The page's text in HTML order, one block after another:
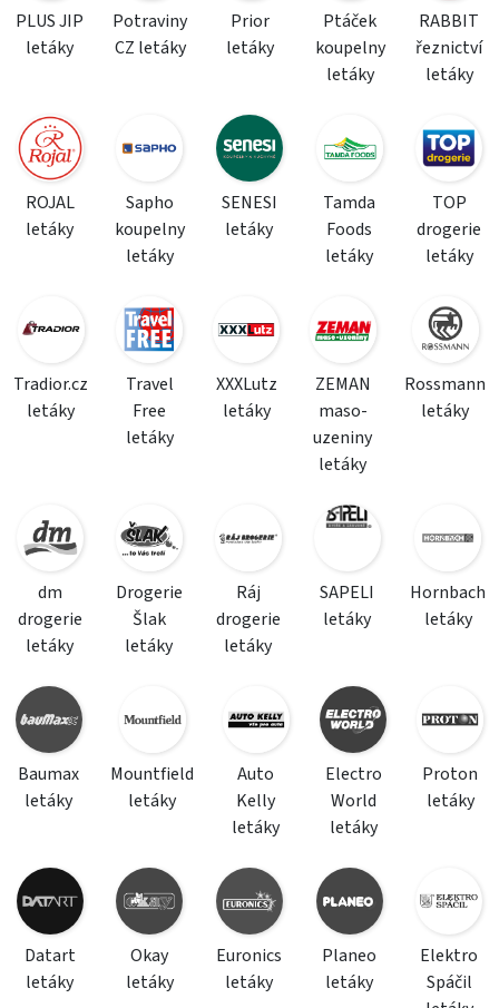
PLUS JIP
letáky
Potraviny
CZ letáky
Prior
letáky
Ptáček
koupelny
letáky
RABBIT
řeznictví
letáky
ROJAL
letáky
Sapho
koupelny
letáky
SENESI
letáky
Tamda
Foods
letáky
TOP
drogerie
letáky
Tradior.cz
letáky
Travel
Free
letáky
XXXLutz
letáky
ZEMAN
maso-
uzeniny
letáky
Rossmann
letáky
dm
drogerie
letáky
Drogerie
Šlak
letáky
Ráj
drogerie
letáky
SAPELI
letáky
Hornbach
letáky
Baumax
letáky
Mountfield
letáky
Auto
Kelly
letáky
Electro
World
letáky
Proton
letáky
Datart
letáky
Okay
letáky
Euronics
letáky
Planeo
letáky
Elektro
Spáčil